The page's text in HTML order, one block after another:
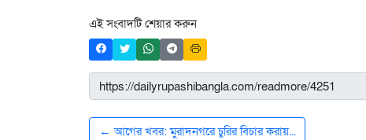
এই সংবাদটি শেয়ার করুন
← আগের খবর: মুরাদনগরে চুরির বিচার করায়...